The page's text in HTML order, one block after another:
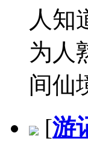
人知
为人
间仙
[游